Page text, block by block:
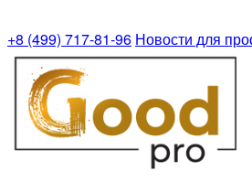
+8 (499) 717-81-96 Новости для